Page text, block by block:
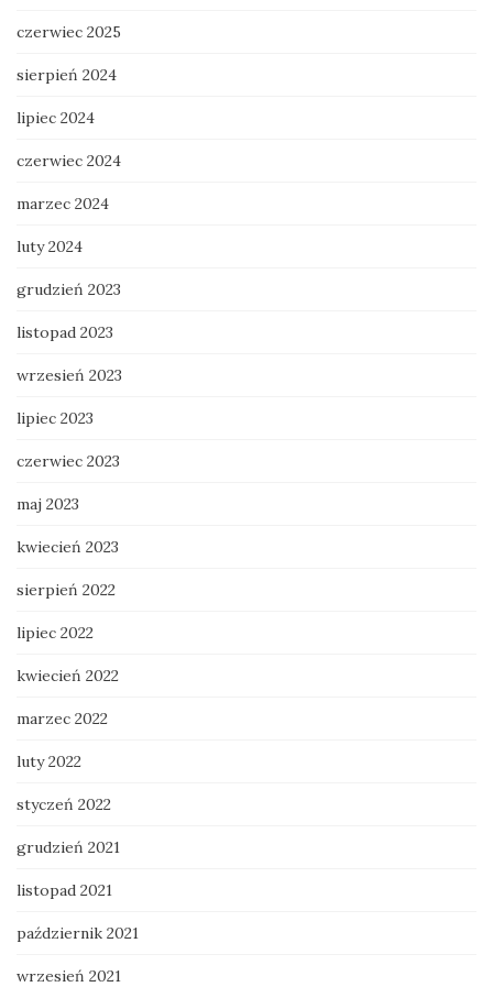
czerwiec 2025
sierpień 2024
lipiec 2024
czerwiec 2024
marzec 2024
luty 2024
grudzień 2023
listopad 2023
wrzesień 2023
lipiec 2023
czerwiec 2023
maj 2023
kwiecień 2023
sierpień 2022
lipiec 2022
kwiecień 2022
marzec 2022
luty 2022
styczeń 2022
grudzień 2021
listopad 2021
październik 2021
wrzesień 2021